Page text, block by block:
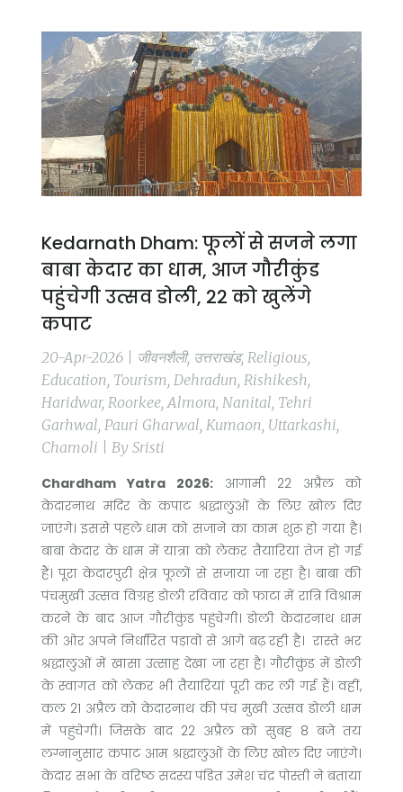
Kedarnath Dham: फूलों से सजने लगा
बाबा केदार का धाम, आज गौरीकुंड
पहुंचेगी उत्सव डोली, 22 को खुलेंगे
कपाट
20-Apr-2026 | जीवनशैली, उत्तराखंड, Religious,
Education, Tourism, Dehradun, Rishikesh,
Haridwar, Roorkee, Almora, Nanital, Tehri
Garhwal, Pauri Gharwal, Kumaon, Uttarkashi,
Chamoli | By Sristi
Chardham Yatra 2026:आगामी 22 अप्रैल को
केदारनाथ मंदिर के कपाट श्रद्धालुओं के लिए खोल दिए
जाएंगे। इससे पहले धाम को सजाने का काम शुरू हो गया है।
बाबा केदार के धाम में यात्रा को लेकर तैयारियां तेज हो गई
हैं। पूरा केदारपुरी क्षेत्र फूलों से सजाया जा रहा है। बाबा की
पंचमुखी उत्सव विग्रह डोली रविवार को फाटा में रात्रि विश्राम
करने के बाद आज गौरीकुंड पहुंचेगी। डोली केदारनाथ धाम
की ओर अपने निर्धारित पड़ावों से आगे बढ़ रही है। रास्ते भर
श्रद्धालुओं में खासा उत्साह देखा जा रहा है। गौरीकुंड में डोली
के स्वागत को लेकर भी तैयारियां पूरी कर ली गई हैं। वहीं,
कल 21 अप्रैल को केदारनाथ की पंच मुखी उत्सव डोली धाम
में पहुंचेगी। जिसके बाद 22 अप्रैल को सुबह 8 बजे तय
लग्नानुसार कपाट आम श्रद्धालुओं के लिए खोल दिए जाएंगे।
केदार सभा के वरिष्ठ सदस्य पंडित उमेश चंद्र पोस्ती ने बताया